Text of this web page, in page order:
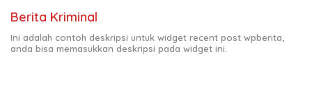
Berita Kriminal
Ini adalah contoh deskripsi untuk widget recent post wpberita,
anda bisa memasukkan deskripsi pada widget ini.